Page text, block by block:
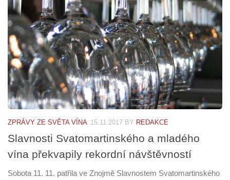
ZPRÁVY ZE SVĚTA VÍNA 15.11.2017 BY REDAKCE
Slavnosti Svatomartinského a mladého
vína překvapily rekordní návštěvností
Sobota 11. 11. patřila ve Znojmě Slavnostem Svatomartinského